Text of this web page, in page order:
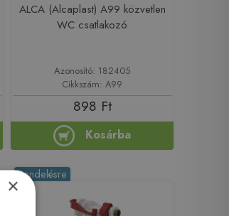
ALCA (Alcaplast) A99 közvetlen
WC csatlakozó
Azonosító: 182405
Cikkszám: A99
898 Ft
Kosárba
Rendelésre
×